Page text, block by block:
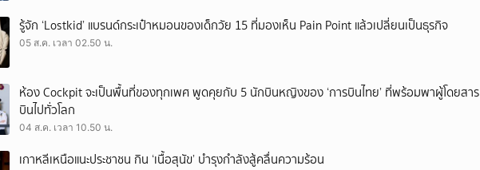
รู้จัก ‘Lostkid’ แบรนด์กระเป๋าหมอนของเด็กวัย 15 ที่มองเห็น Pain Point แล้วเปลี่ยนเป็นธุรกิจ
05 ส.ค. เวลา 02.50 น.
ห้อง Cockpit จะเป็นพื้นที่ของทุกเพศ พูดคุยกับ 5 นักบินหญิงของ ‘การบินไทย’ ที่พร้อมพาผู้โดยสาร
บินไปทั่วโลก
04 ส.ค. เวลา 10.50 น.
เกาหลีเหนือแนะประชาชน กิน ‘เนื้อสุนัข’ บำรุงกำลังสู้คลื่นความร้อน